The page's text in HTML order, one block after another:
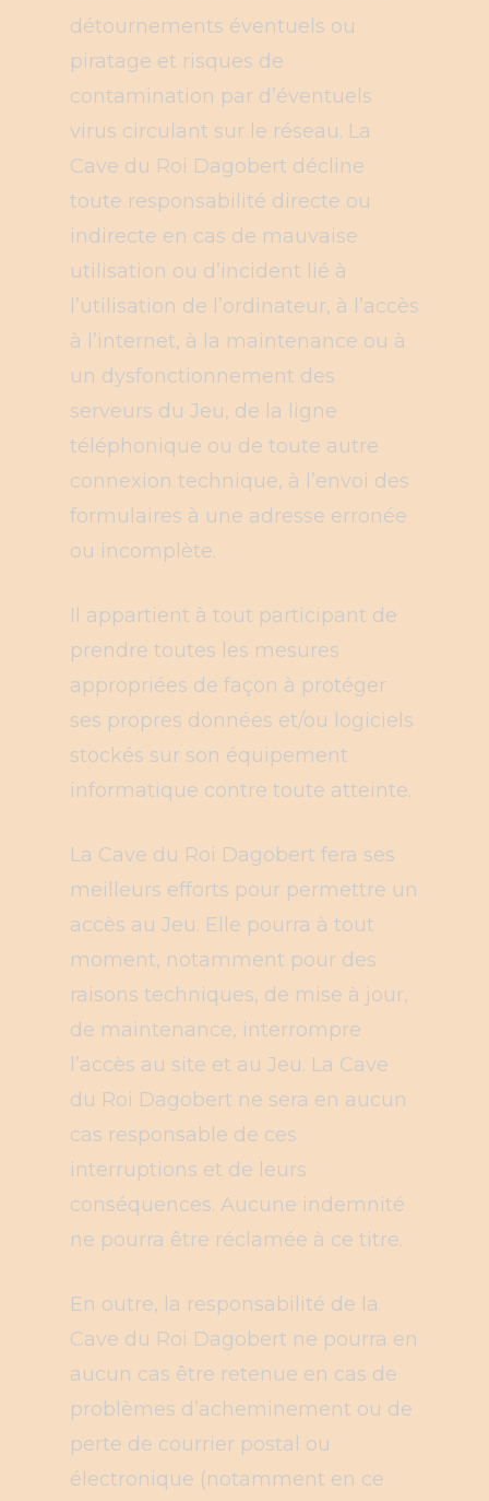
détournements éventuels ou
piratage et risques de
contamination par d’éventuels
virus circulant sur le réseau. La
Cave du Roi Dagobert décline
toute responsabilité directe ou
indirecte en cas de mauvaise
utilisation ou d’incident lié à
l’utilisation de l’ordinateur, à l’accès
à l’internet, à la maintenance ou à
un dysfonctionnement des
serveurs du Jeu, de la ligne
téléphonique ou de toute autre
connexion technique, à l’envoi des
formulaires à une adresse erronée
ou incomplète.
Il appartient à tout participant de
prendre toutes les mesures
appropriées de façon à protéger
ses propres données et/ou logiciels
stockés sur son équipement
informatique contre toute atteinte.
La Cave du Roi Dagobert fera ses
meilleurs efforts pour permettre un
accès au Jeu. Elle pourra à tout
moment, notamment pour des
raisons techniques, de mise à jour,
de maintenance, interrompre
l’accès au site et au Jeu. La Cave
du Roi Dagobert ne sera en aucun
cas responsable de ces
interruptions et de leurs
conséquences. Aucune indemnité
ne pourra être réclamée à ce titre.
En outre, la responsabilité de la
Cave du Roi Dagobert ne pourra en
aucun cas être retenue en cas de
problèmes d’acheminement ou de
perte de courrier postal ou
électronique (notamment en ce